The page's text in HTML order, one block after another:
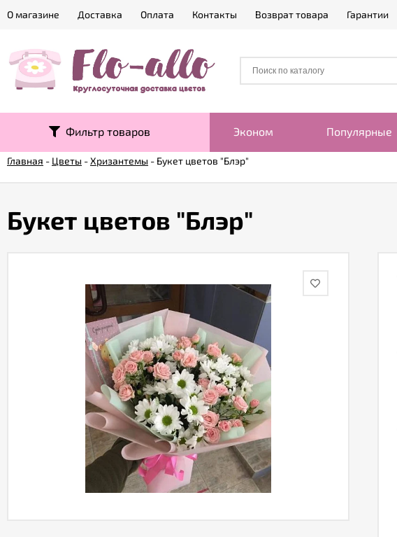
О магазине Доставка Оплата Контакты Возврат товара Гарантии
Фильтр товаров Эконом Популярные
Главная - Цветы -Хризантемы - Букет цветов "Блэр"
Букет цветов "Блэр"